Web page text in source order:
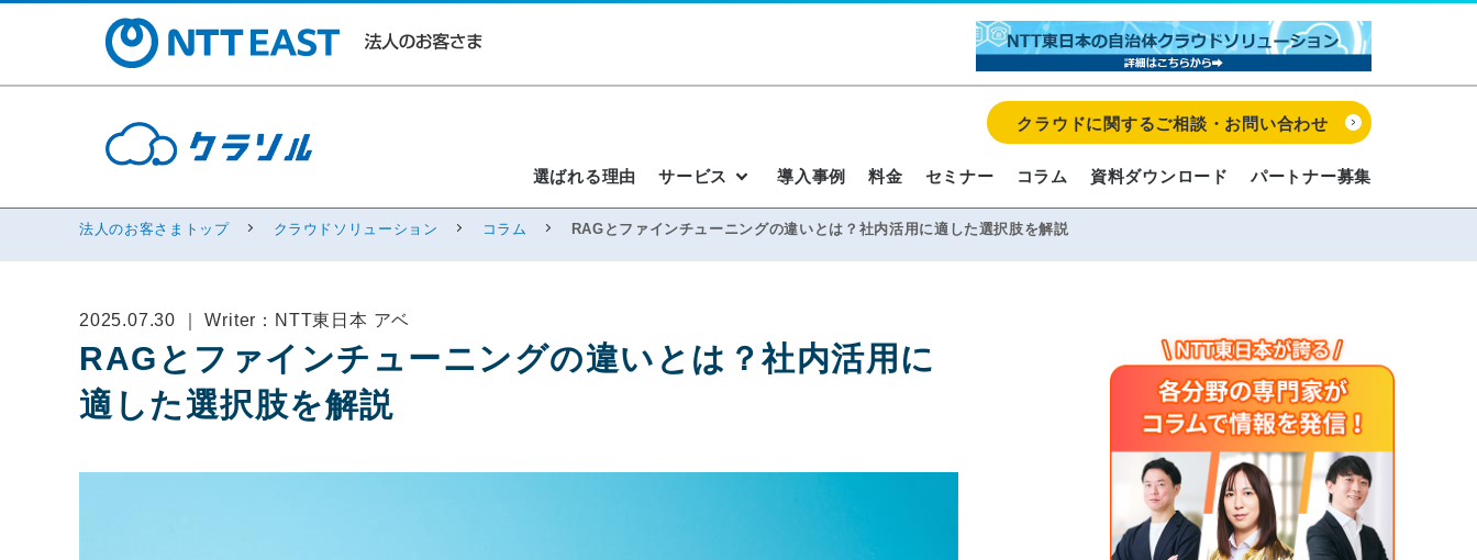
選ばれる理由 サービス 導入事例 料金 セミナー コラム 資料ダウンロード パートナー募集
クラウドに関するご相談・お問い合わせ
法人のお客さまトップ クラウドソリューション コラム RAGとファインチューニングの違いとは？社内活用に適した選択肢を解説
2025.07.30 ｜ Writer：NTT東日本 アベ
RAGとファインチューニングの違いとは？社内活用に
適した選択肢を解説